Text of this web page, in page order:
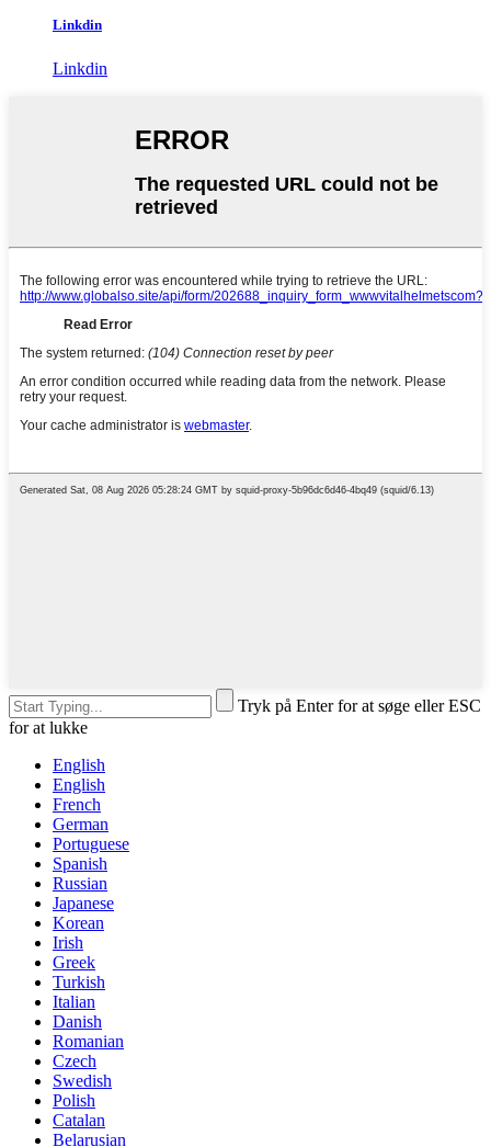
Linkdin
Linkdin
Tryk på Enter for at søge eller ESC
for at lukke
English
English
French
German
Portuguese
Spanish
Russian
Japanese
Korean
Irish
Greek
Turkish
Italian
Danish
Romanian
Czech
Swedish
Polish
Catalan
Belarusian